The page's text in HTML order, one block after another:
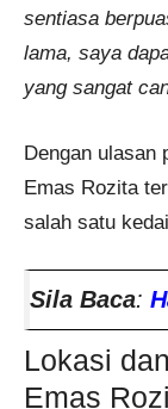
sentiasa
lama, saya
yang sangat
Dengan ulasan
Emas Rozita
salah satu
Sila Baca:
Lokasi
Emas